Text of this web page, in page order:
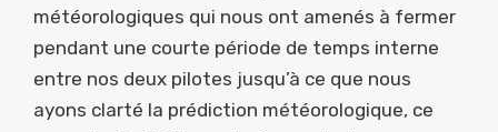
météorologiques qui nous ont amenés à fermer
pendant une courte période de temps interne
entre nos deux pilotes jusqu’à ce que nous
ayons clarté la prédiction météorologique, ce